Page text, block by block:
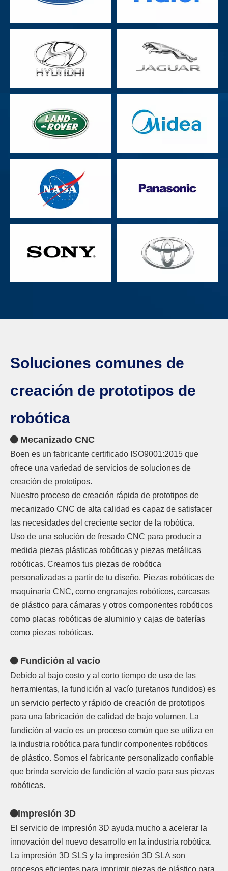
Soluciones comunes de
creación de prototipos de
robótica
Mecanizado CNC
Boen es un fabricante certificado ISO9001:2015 que
ofrece una variedad de servicios de soluciones de
creación de prototipos.
Nuestro proceso de creación rápida de prototipos de
mecanizado CNC de alta calidad es capaz de satisfacer
las necesidades del creciente sector de la robótica.
Uso de una solución de fresado CNC para producir a
medida piezas plásticas robóticas y piezas metálicas
robóticas. Creamos tus piezas de robótica
personalizadas a partir de tu diseño. Piezas robóticas de
maquinaria CNC, como engranajes robóticos, carcasas
de plástico para cámaras y otros componentes robóticos
como placas robóticas de aluminio y cajas de baterías
como piezas robóticas.
Fundición al vacío
Debido al bajo costo y al corto tiempo de uso de las
herramientas, la fundición al vacío (uretanos fundidos) es
un servicio perfecto y rápido de creación de prototipos
para una fabricación de calidad de bajo volumen. La
fundición al vacío es un proceso común que se utiliza en
la industria robótica para fundir componentes robóticos
de plástico. Somos el fabricante personalizado confiable
que brinda servicio de fundición al vacío para sus piezas
robóticas.
Impresión 3D
El servicio de impresión 3D ayuda mucho a acelerar la
innovación del nuevo desarrollo en la industria robótica.
La impresión 3D SLS y la impresión 3D SLA son